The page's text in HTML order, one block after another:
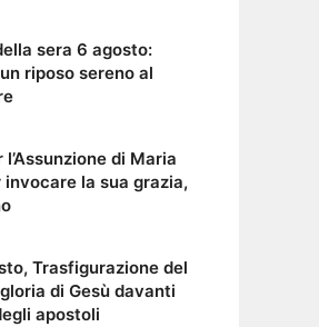
sera 6 agosto:
riposo sereno al
l’Assunzione di Maria
invocare la sua grazia,
Trasfigurazione del
di Gesù davanti
apostoli